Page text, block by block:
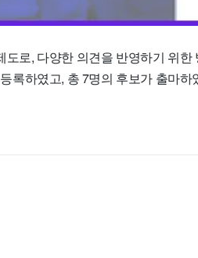
로, 다양한 의견을 반영하기 위한
록하였고, 총 7명의 후보가 출마하